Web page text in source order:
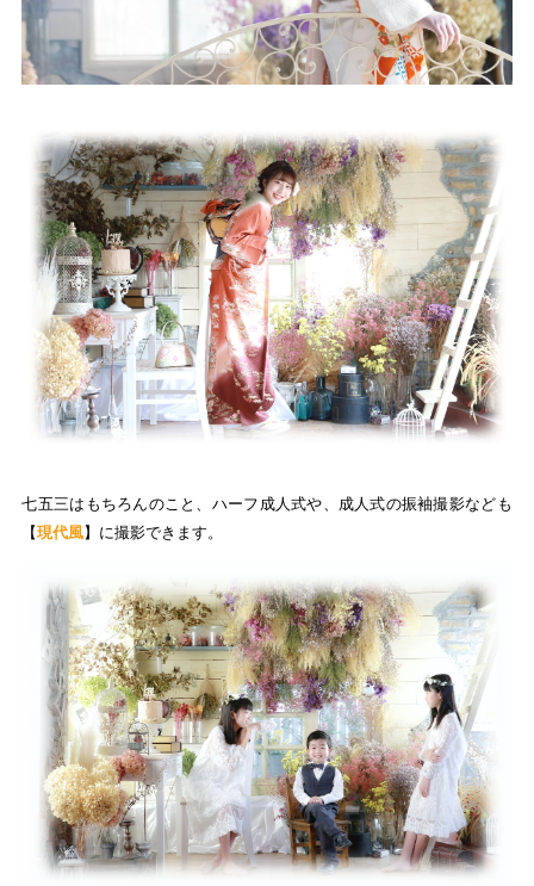
七五三はもちろんのこと、ハーフ成人式や、成人式の振袖撮影なども
【現代風】に撮影できます。